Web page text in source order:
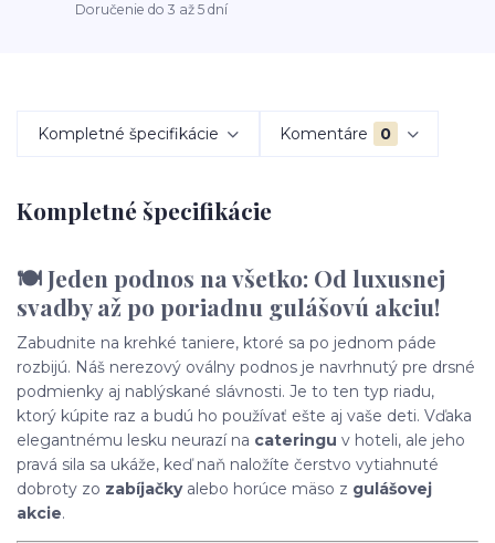
Doručenie do 3 až 5 dní
Kompletné špecifikácie Komentáre 0
Kompletné špecifikácie
🍽️Jeden podnos na všetko: Od luxusnej
svadby až po poriadnu gulášovú akciu!
Zabudnite na krehké taniere, ktoré sa po jednom páde
rozbijú. Náš nerezový oválny podnos je navrhnutý pre drsné
podmienky aj nablýskané slávnosti. Je to ten typ riadu,
ktorý kúpite raz a budú ho používať ešte aj vaše deti. Vďaka
elegantnému lesku neurazí na cateringu v hoteli, ale jeho
pravá sila sa ukáže, keď naň naložíte čerstvo vytiahnuté
dobroty zo zabíjačkyalebo horúce mäso z gulášovej
akcie.